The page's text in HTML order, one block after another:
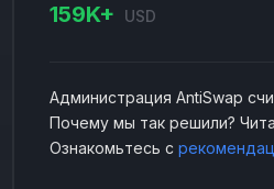
159K+ USD
Администрация AntiSwap
Почему мы так решили?
Ознакомьтесь с